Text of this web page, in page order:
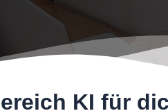
KI für